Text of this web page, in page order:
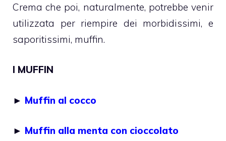
Crema che poi, naturalmente, potrebbe venir
utilizzata per riempire dei morbidissimi, e
saporitissimi, muffin.
I MUFFIN
► Muffin al cocco
► Muffin alla menta con cioccolato